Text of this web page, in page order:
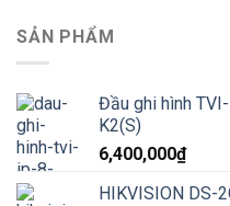
SẢN PHẨM
Đầu ghi hình
K2(S)
6,400,000₫
HIKVISION DS-